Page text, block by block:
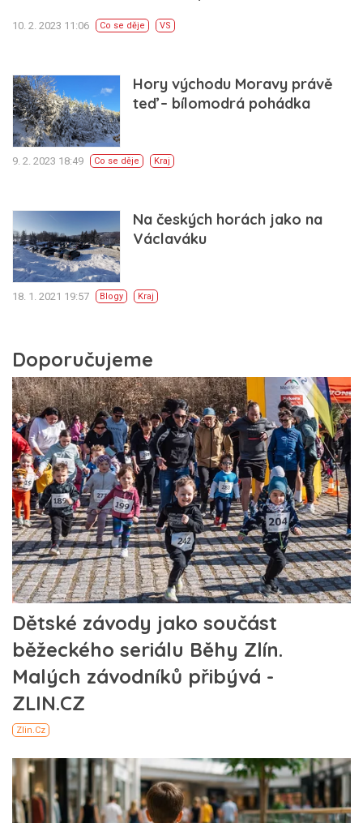
10. 2. 2023 11:06 Co se děje VS
Hory východu Moravy právě
teď – bílomodrá pohádka
9. 2. 2023 18:49 Co se děje Kraj
Na českých horách jako na
Václaváku
18. 1. 2021 19:57 Blogy Kraj